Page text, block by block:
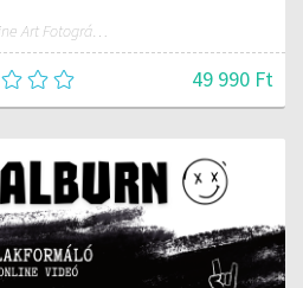
High-End Retusőr és Fine Art Fotográfus
49 990 Ft